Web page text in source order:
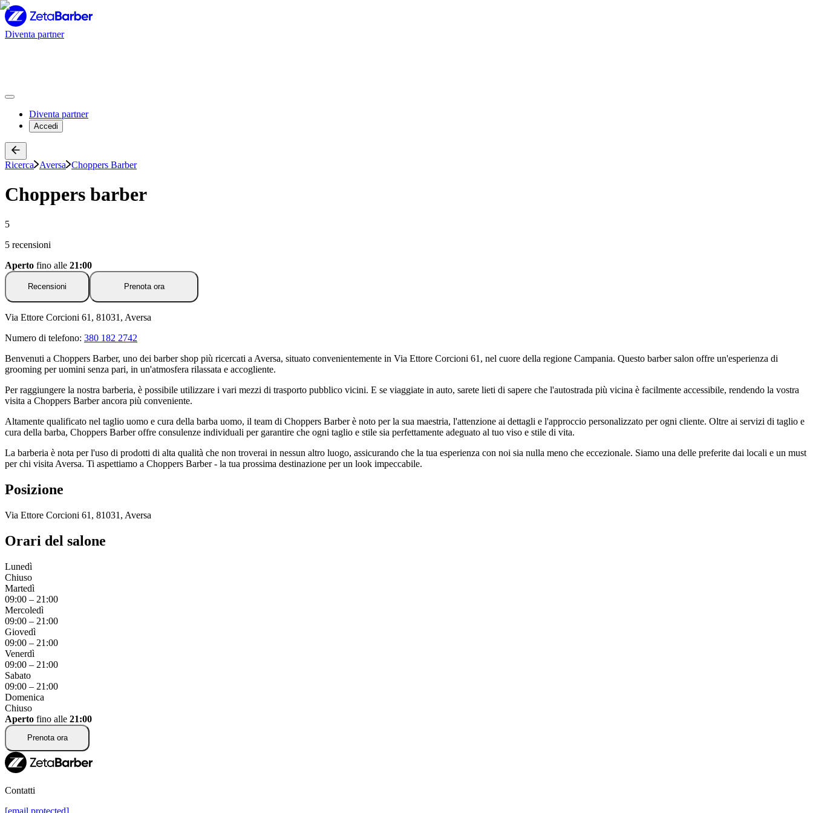
Diventa partner
Diventa partner
Accedi
Ricerca Aversa Choppers Barber
Choppers barber
5
5 recensioni
Aperto fino alle 21:00
Recensioni Prenota ora
Via Ettore Corcioni 61, 81031, Aversa
Numero di telefono: 380 182 2742
Benvenuti a Choppers Barber, uno dei barber shop più ricercati a Aversa, situato convenientemente in Via Ettore Corcioni 61, nel cuore della regione Campania. Questo barber salon offre un'esperienza di
grooming per uomini senza pari, in un'atmosfera rilassata e accogliente.
Per raggiungere la nostra barberia, è possibile utilizzare i vari mezzi di trasporto pubblico vicini. E se viaggiate in auto, sarete lieti di sapere che l'autostrada più vicina è facilmente accessibile, rendendo la vostra
visita a Choppers Barber ancora più conveniente.
Altamente qualificato nel taglio uomo e cura della barba uomo, il team di Choppers Barber è noto per la sua maestria, l'attenzione ai dettagli e l'approccio personalizzato per ogni cliente. Oltre ai servizi di taglio e
cura della barba, Choppers Barber offre consulenze individuali per garantire che ogni taglio e stile sia perfettamente adeguato al tuo viso e stile di vita.
La barberia è nota per l'uso di prodotti di alta qualità che non troverai in nessun altro luogo, assicurando che la tua esperienza con noi sia nulla meno che eccezionale. Siamo una delle preferite dai locali e un must
per chi visita Aversa. Ti aspettiamo a Choppers Barber - la tua prossima destinazione per un look impeccabile.
Posizione
Via Ettore Corcioni 61, 81031, Aversa
Orari del salone
Lunedì
Chiuso
Martedì
09:00 – 21:00
Mercoledì
09:00 – 21:00
Giovedì
09:00 – 21:00
Venerdì
09:00 – 21:00
Sabato
09:00 – 21:00
Domenica
Chiuso
Aperto fino alle 21:00
Prenota ora
Contatti
[email protected]